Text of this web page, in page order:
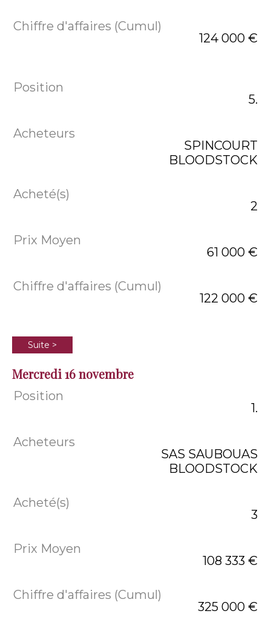
124 000 €
5.
SPINCOURT
BLOODSTOCK
2
61 000 €
122 000 €
Suite >
Mercredi 16 novembre
1.
SAS SAUBOUAS
BLOODSTOCK
3
108 333 €
325 000 €